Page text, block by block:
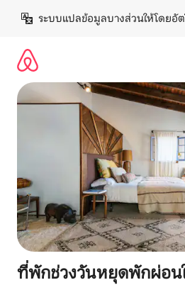
เนื้อหา
ระบบแปลข้อมูลบางส่วนให้โดยอั
ที่พักช่วงวันหยุดพักผ่อน